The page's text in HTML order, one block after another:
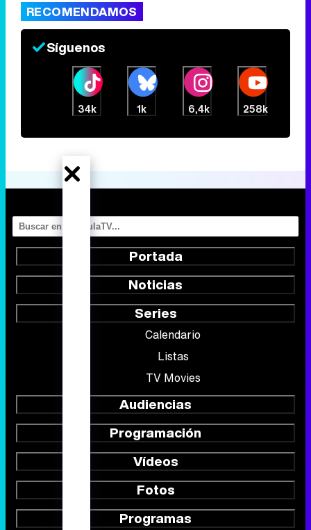
RECOMENDAMOS
Síguenos
34k 1k 6,4k 258k
Portada
Noticias
Series
Calendario
Listas
TV Movies
Audiencias
Programación
Vídeos
Fotos
Programas